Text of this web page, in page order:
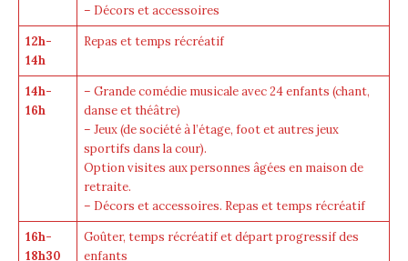
– Décors et accessoires
12h-
14h
Repas et temps récréatif
14h-
16h
– Grande comédie musicale avec 24 enfants (chant,
danse et théâtre)
– Jeux (de société à l’étage, foot et autres jeux
sportifs dans la cour).
Option visites aux personnes âgées en maison de
retraite.
– Décors et accessoires. Repas et temps récréatif
16h-
18h30
Goûter, temps récréatif et départ progressif des
enfants